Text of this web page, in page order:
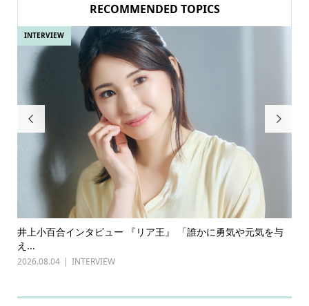
RECOMMENDED TOPICS

井上小百合インタビュー 『リア王』 「誰かに勇気や元気を与
え...
2026.08.04 INTERVIEW
INTERVIEW
